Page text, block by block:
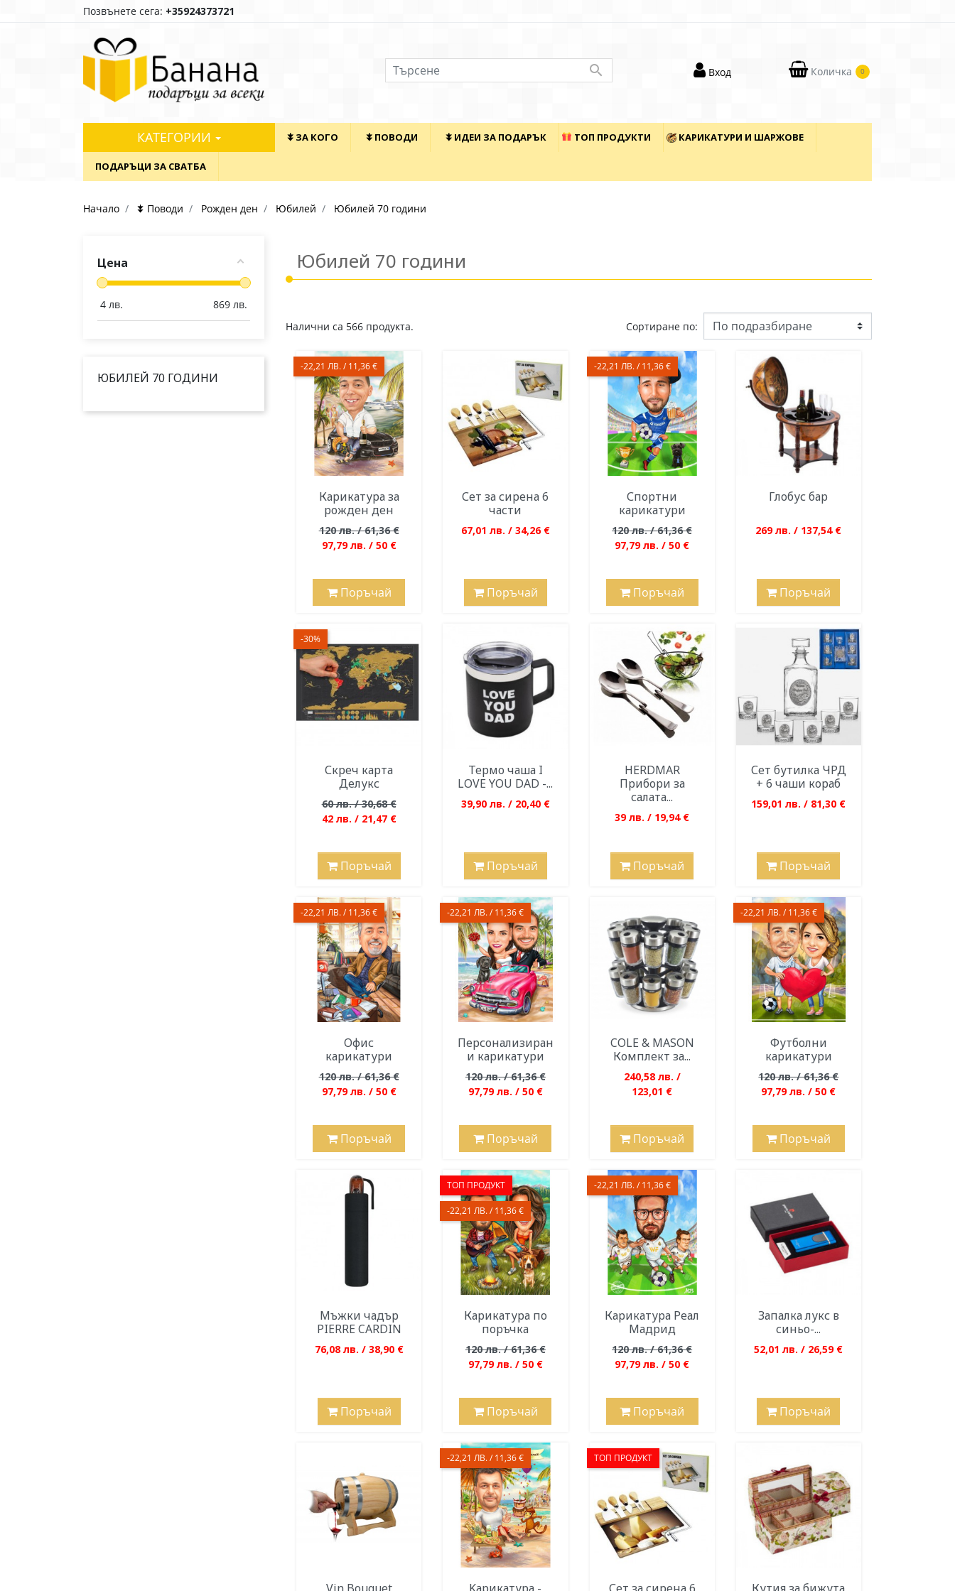
Позвънете сега: +35924373721
 Вход Количка 0
КАТЕГОРИИ ⯯ ЗА КОГО ⯯ ПОВОДИ ⯯ ИДЕИ ЗА ПОДАРЪК ТОП ПРОДУКТИ КАРИКАТУРИ И ШАРЖОВЕ
ПОДАРЪЦИ ЗА СВАТБА
Начало ⯯ Поводи Рожден ден Юбилей Юбилей 70 години
Цена
4 лв. 869 лв.
ЮБИЛЕЙ 70 ГОДИНИ
Юбилей 70 години
Налични са 566 продукта. Сортиране по:
Карикатура за
рожден ден
120 лв. / 61,36 €
97,79 лв. / 50 €
-22,21 ЛВ. / 11,36 €
Поръчай
Сет за сирена 6
части
67,01 лв. / 34,26 €
Поръчай
Спортни
карикатури
120 лв. / 61,36 €
97,79 лв. / 50 €
-22,21 ЛВ. / 11,36 €
Поръчай
Глобус бар
269 лв. / 137,54 €
Поръчай
Скреч карта
Делукс
60 лв. / 30,68 €
42 лв. / 21,47 €
-30%
Поръчай
Термо чаша I
LOVE YOU DAD -...
39,90 лв. / 20,40 €
Поръчай
HERDMAR
Прибори за
салата...
39 лв. / 19,94 €
Поръчай
Сет бутилка ЧРД
+ 6 чаши кораб
159,01 лв. / 81,30 €
Поръчай
Офис
карикатури
120 лв. / 61,36 €
97,79 лв. / 50 €
-22,21 ЛВ. / 11,36 €
Поръчай
Персонализиран
и карикатури
120 лв. / 61,36 €
97,79 лв. / 50 €
-22,21 ЛВ. / 11,36 €
Поръчай
COLE & MASON
Комплект за...
240,58 лв. /
123,01 €
Поръчай
Футболни
карикатури
120 лв. / 61,36 €
97,79 лв. / 50 €
-22,21 ЛВ. / 11,36 €
Поръчай
Мъжки чадър
PIERRE CARDIN
76,08 лв. / 38,90 €
Поръчай
Карикатура по
поръчка
120 лв. / 61,36 €
97,79 лв. / 50 €
ТОП ПРОДУКТ
-22,21 ЛВ. / 11,36 €
Поръчай
Карикатура Реал
Мадрид
120 лв. / 61,36 €
97,79 лв. / 50 €
-22,21 ЛВ. / 11,36 €
Поръчай
Запалка лукс в
синьо-...
52,01 лв. / 26,59 €
Поръчай
-22,21 ЛВ. / 11,36 € ТОП ПРОДУКТ